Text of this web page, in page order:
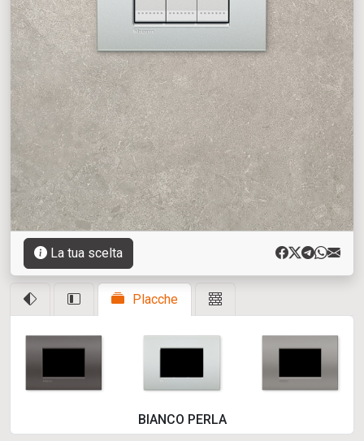
La tua scelta
Placche
BIANCO PERLA